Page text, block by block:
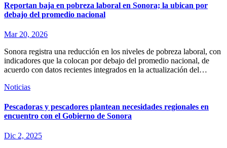
Reportan baja en pobreza laboral en Sonora; la ubican por
debajo del promedio nacional
Mar 20, 2026
Sonora registra una reducción en los niveles de pobreza laboral, con
indicadores que la colocan por debajo del promedio nacional, de
acuerdo con datos recientes integrados en la actualización del…
Noticias
Pescadoras y pescadores plantean necesidades regionales en
encuentro con el Gobierno de Sonora
Dic 2, 2025